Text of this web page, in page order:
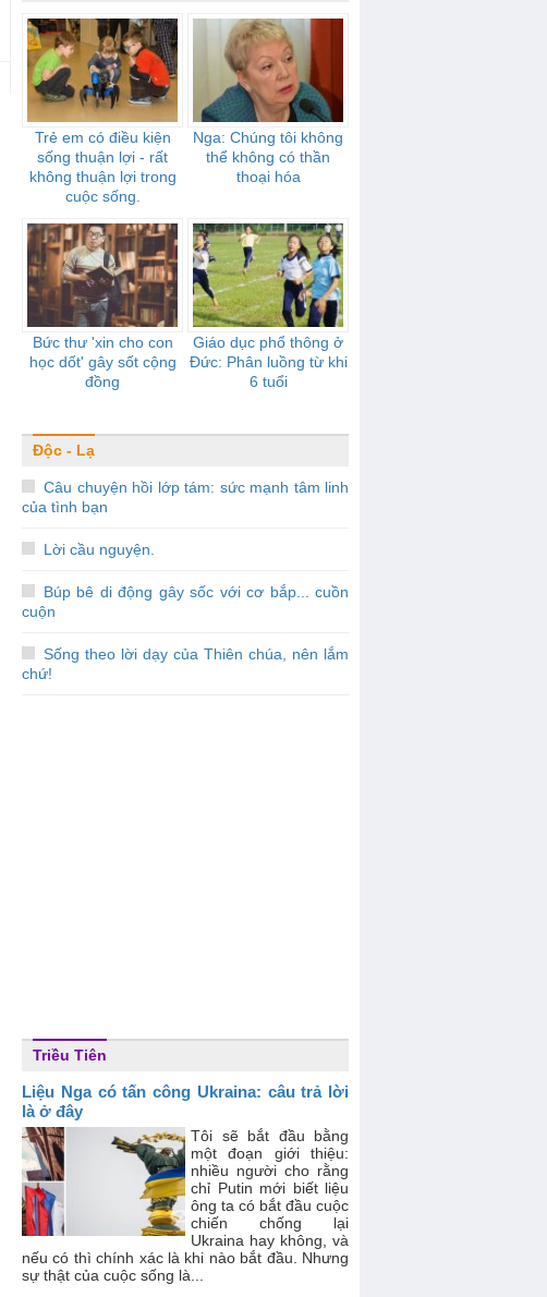
Trẻ em có điều kiện
sống thuận lợi - rất
không thuận lợi trong
cuộc sống.
Nga: Chúng tôi không
thể không có thần
thoại hóa
Bức thư 'xin cho con
học dốt' gây sốt cộng
đồng
Giáo dục phổ thông ở
Đức: Phân luồng từ khi
6 tuổi
Độc - Lạ
Câu chuyện hồi lớp tám: sức mạnh tâm linh
của tình bạn
Lời cầu nguyện.
Búp bê di động gây sốc với cơ bắp... cuồn
cuộn
Sống theo lời dạy của Thiên chúa, nên lắm
chứ!
Triều Tiên
Liệu Nga có tấn công Ukraina: câu trả lời
là ở đây
Tôi sẽ bắt đầu bằng
một đoạn giới thiệu:
nhiều người cho rằng
chỉ Putin mới biết liệu
ông ta có bắt đầu cuộc
chiến chống lại
Ukraina hay không, và
nếu có thì chính xác là khi nào bắt đầu. Nhưng
sự thật của cuộc sống là...